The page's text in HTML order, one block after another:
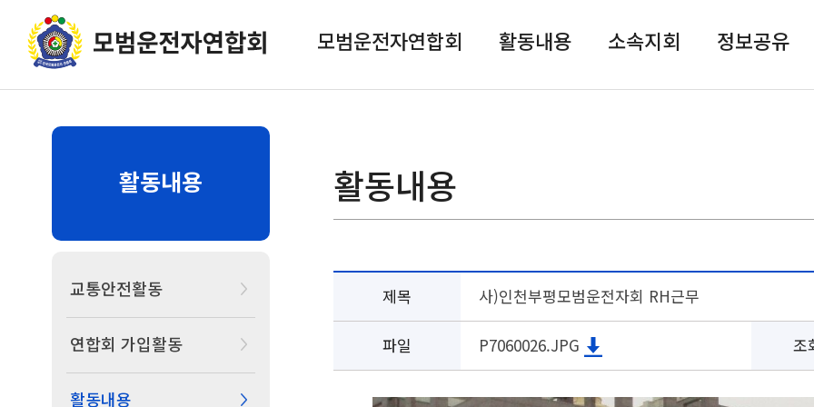
모범운전자연합회 활동내용 소속지회 정보공유
활동내용
교통안전활동
연합회 가입활동
활동내용
활동내용
제목 사)인천부평모범운전자회 RH근무
파일 P7060026.JPG 조